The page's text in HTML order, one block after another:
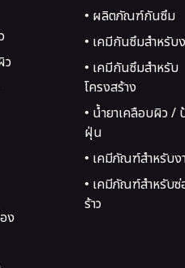
ว
ง
• ผลิตภัณฑ์กันซึม
• เคมีกันซึมสำหรั
• เคมีกันซึมสำหรับ
โครงสร้าง
• น้ำยาเคลือบผิว /
ฝุ่น
• เคมีภัณฑ์สำหรับ
• เคมีภัณฑ์สำหรับ
ร้าว